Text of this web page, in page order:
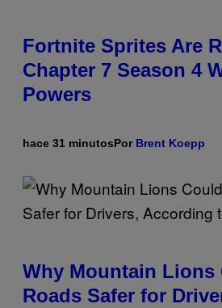
Fortnite Sprites Are
Chapter 7 Season 4
Powers
hace 31 minutosPor Brent Koepp
Why Mountain Lions
Roads Safer for